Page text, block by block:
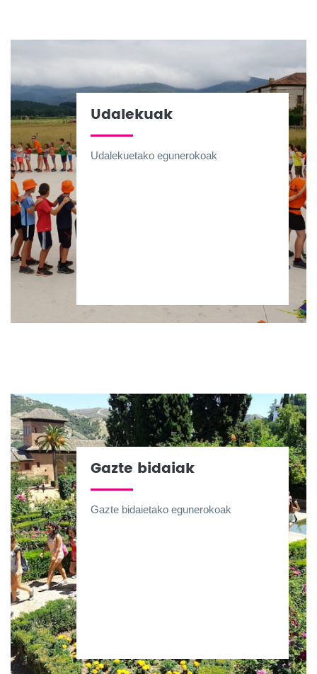
Udalekuak
Udalekuetako egunerokoak
Gazte bidaiak
Gazte bidaietako egunerokoak